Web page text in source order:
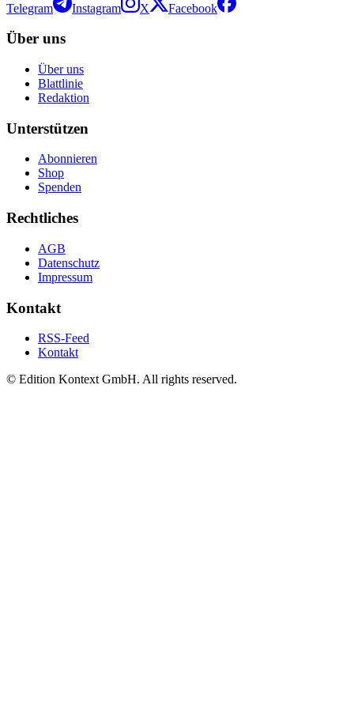
Telegram Instagram X Facebook
Über uns
Über uns
Blattlinie
Redaktion
Unterstützen
Abonnieren
Shop
Spenden
Rechtliches
AGB
Datenschutz
Impressum
Kontakt
RSS-Feed
Kontakt
© Edition Kontext GmbH. All rights reserved.